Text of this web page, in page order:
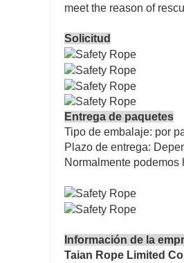
meet the reason of
Solicitud
Entrega de paquetes
Tipo de embalaje: por
Plazo de entrega:
Normalmente
Información de la
Taian Rope Limited